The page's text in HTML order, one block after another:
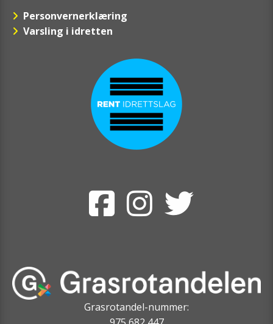
Personvernerklæring
Varsling i idretten
Grasrotandel-nummer: